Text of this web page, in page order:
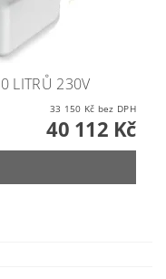
LITRŮ 230V
33 150 Kč bez DPH
40 112 Kč